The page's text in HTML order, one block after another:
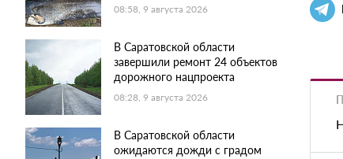
08:58, 9 августа 2026
В Саратовской области
завершили ремонт 24 объектов
дорожного нацпроекта
08:28, 9 августа 2026
В Саратовской области
ожидаются дожди с градом